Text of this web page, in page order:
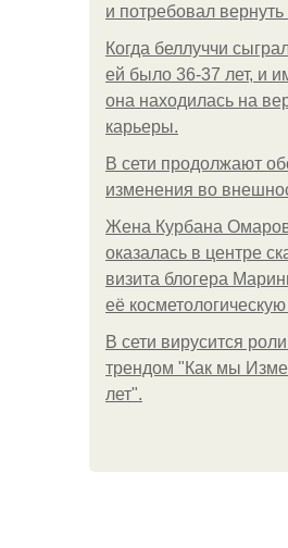
и потребовал
Когда беллуччи
ей было 36-37 лет, и
она находилась на
карьеры.
В сети продолжают
изменения во
Жена Курбана
оказалась в центре
визита блогера
её косметологическую
В сети вирусится
трендом "Как мы
лет".